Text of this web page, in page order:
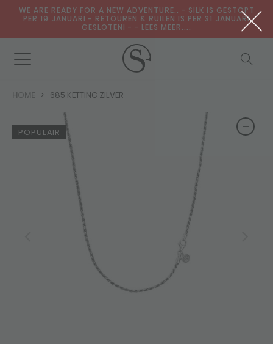
WE ARE READY FOR A NEW ADVENTURE.. - SILK IS GESTOPT
PER 19 JANUARI - RETOUREN & RUILEN IS PER 31 JANUARI
GESLOTENI - - LEES MEER....
HOME 685 KETTING ZILVER
POPULAIR +